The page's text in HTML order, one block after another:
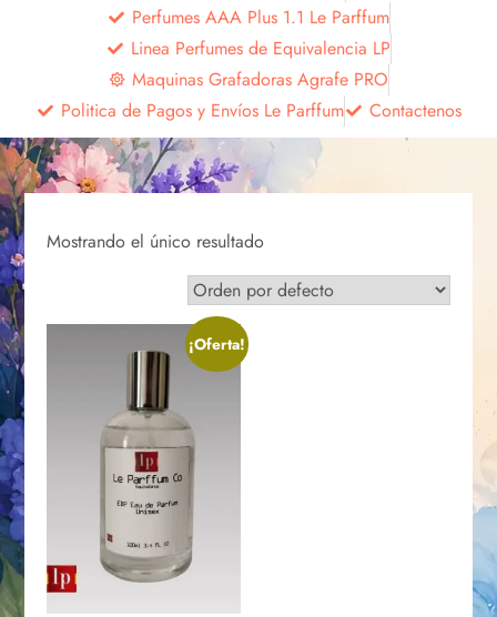
Perfumes AAA Plus 1.1 Le Parffum
Linea Perfumes de Equivalencia LP
Maquinas Grafadoras Agrafe PRO
Politica de Pagos y Envíos Le Parffum
Contactenos
Mostrando el único resultado
¡Oferta!